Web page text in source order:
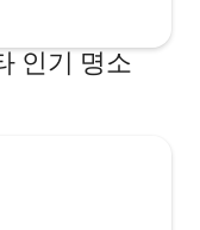
인기 명소